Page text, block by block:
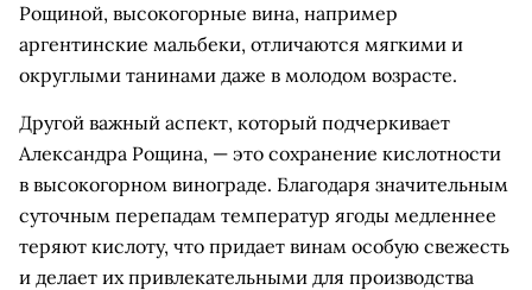
Рощиной, высокогорные вина, например
аргентинские мальбеки, отличаются мягкими и
округлыми танинами даже в молодом возрасте.
Другой важный аспект, который подчеркивает
Александра Рощина, — это сохранение кислотности
в высокогорном винограде. Благодаря значительным
суточным перепадам температур ягоды медленнее
теряют кислоту, что придает винам особую свежесть
и делает их привлекательными для производства